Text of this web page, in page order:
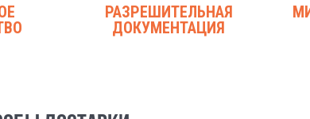
РАЗРЕШИТЕЛЬНАЯ
ДОКУМЕНТАЦИЯ